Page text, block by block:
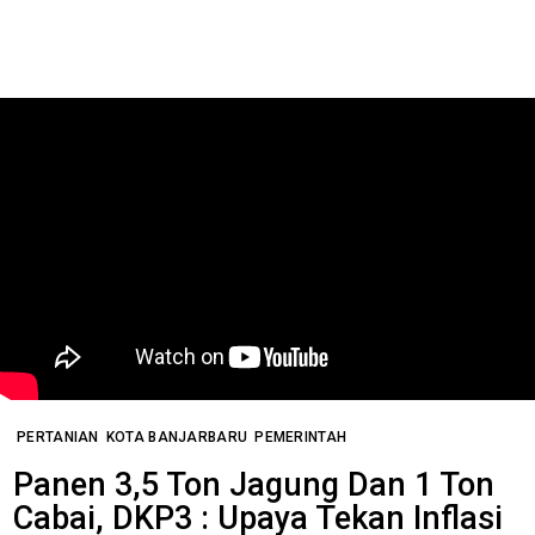
PERTANIAN KOTA BANJARBARU PEMERINTAH
Panen 3,5 Ton Jagung Dan 1 Ton
Cabai, DKP3 : Upaya Tekan Inflasi